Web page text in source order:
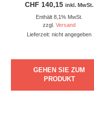
CHF 140,15 inkl. MwSt.
Enthält 8,1% MwSt.
zzgl.Versand
Lieferzeit: nicht angegeben
GEHEN SIE ZUM
PRODUKT